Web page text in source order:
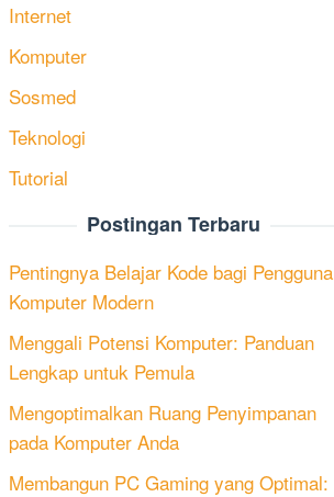
Internet
Komputer
Sosmed
Teknologi
Tutorial
Postingan Terbaru
Pentingnya Belajar Kode bagi Pengguna
Komputer Modern
Menggali Potensi Komputer: Panduan
Lengkap untuk Pemula
Mengoptimalkan Ruang Penyimpanan
pada Komputer Anda
Membangun PC Gaming yang Optimal: